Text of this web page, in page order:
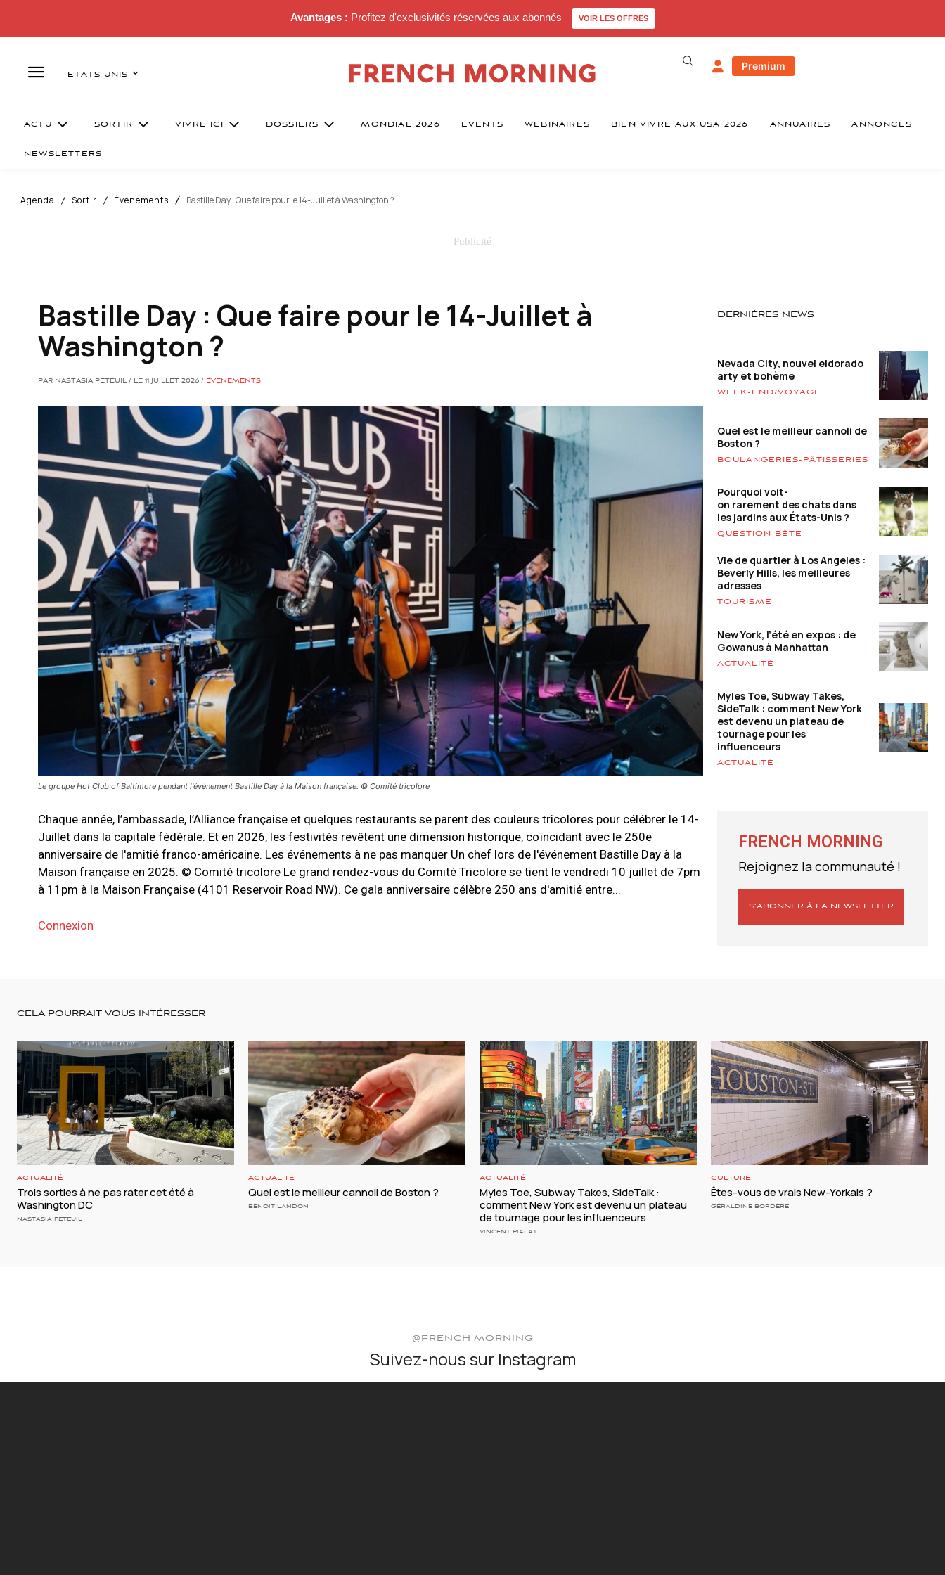
Avantages : Profitez d'exclusivités réservées aux abonnés VOIR LES OFFRES
ETATS UNIS
Premium
ACTU SORTIR VIVRE ICI DOSSIERS MONDIAL 2026 EVENTS WEBINAIRES BIEN VIVRE AUX USA 2026 ANNUAIRES ANNONCES
NEWSLETTERS
Agenda Sortir Événements Bastille Day : Que faire pour le 14-Juillet à Washington ?
Bastille Day : Que faire pour le 14-Juillet à
Washington ?
PAR NASTASIA PETEUIL / LE 11 JUILLET 2026 / ÉVÉNEMENTS
Le groupe Hot Club of Baltimore pendant l'événement Bastille Day à la Maison française. © Comité tricolore
Chaque année, l’ambassade, l’Alliance française et quelques restaurants se parent des couleurs tricolores pour célébrer le 14-
Juillet dans la capitale fédérale. Et en 2026, les festivités revêtent une dimension historique, coïncidant avec le 250e
anniversaire de l'amitié franco-américaine. Les événements à ne pas manquer Un chef lors de l'événement Bastille Day à la
Maison française en 2025. © Comité tricolore Le grand rendez-vous du Comité Tricolore se tient le vendredi 10 juillet de 7pm
à 11pm à la Maison Française (4101 Reservoir Road NW). Ce gala anniversaire célèbre 250 ans d'amitié entre...
Connexion
DERNIÈRES NEWS
Nevada City, nouvel eldorado
arty et bohème
WEEK-END/VOYAGE
Quel est le meilleur cannoli de
Boston ?
BOULANGERIES-PÂTISSERIES
Pourquoi voit-
on rarement des chats dans
les jardins aux États-Unis ?
QUESTION BÊTE
Vie de quartier à Los Angeles :
Beverly Hills, les meilleures
adresses
TOURISME
New York, l’été en expos : de
Gowanus à Manhattan
ACTUALITÉ
Myles Toe, Subway Takes,
SideTalk : comment New York
est devenu un plateau de
tournage pour les
influenceurs
ACTUALITÉ
FRENCH MORNING
Rejoignez la communauté !
S’ABONNER À LA NEWSLETTER
CELA POURRAIT VOUS INTÉRESSER
ACTUALITÉ
Trois sorties à ne pas rater cet été à
Washington DC
NASTASIA PETEUIL
ACTUALITÉ
Quel est le meilleur cannoli de Boston ?
BENOIT LANDON
ACTUALITÉ
Myles Toe, Subway Takes, SideTalk :
comment New York est devenu un plateau
de tournage pour les influenceurs
VINCENT PIALAT
CULTURE
Êtes-vous de vrais New-Yorkais ?
GÉRALDINE BORDÈRE
@FRENCH.MORNING
Suivez-nous sur Instagram